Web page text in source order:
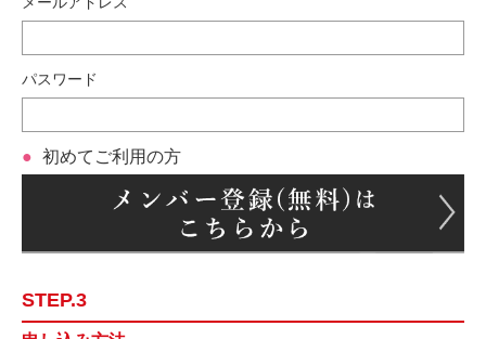
パスワード
初めてご利用の方
STEP.3